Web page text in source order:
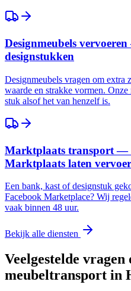
Designmeubels
designstukken
Designmeubels vragen om extra
waarde en strakke vormen.
stuk alsof het van henzelf is.
Marktplaats transport —
Marktplaats laten
Een bank, kast of designstuk
Facebook Marketplace? Wij
vaak binnen 48 uur.
Bekijk alle diensten
Veelgestelde vragen
meubeltransport in